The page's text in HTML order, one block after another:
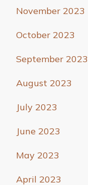
November 2023
October 2023
September 2023
August 2023
July 2023
June 2023
May 2023
April 2023